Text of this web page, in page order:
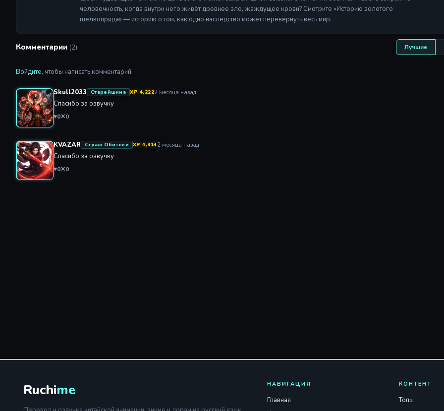
человечность, когда внутри него живёт древнее зло, жаждущее крови? Смотрите «Историю золотого
шелкопряда» — историю о том, как одно наследство может перевернуть весь мир.
Комментарии (2) Лучшие
Войдите, чтобы написать комментарий.
Skull2033 Старейшина XP 4,2222 месяца назад
Спасибо за озвучку
♥0✕0
KVAZAR Страж Обители XP 4,3142 месяца назад
Спасибо за озвучку
♥0✕0
Ruchime НАВИГАЦИЯ
Главная
КОНТЕНТ
Топы